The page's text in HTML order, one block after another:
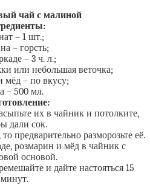
чай с малиной
– 1 шт.;
– горсть;
– 3 ч. л.;
или небольшая веточка;
мёд – по вкусу;
– 500 мл.
их в чайник и потолките,
дали сок.
предварительно разморозьте её.
розмарин и мёд в чайник с
основой.
и дайте настояться 15
минут.